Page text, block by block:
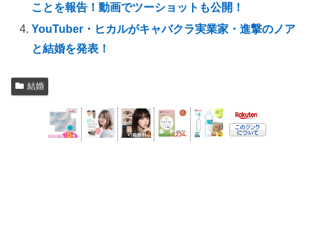
ことを報告！動画でツーショットも公開！
YouTuber・ヒカルがキャバクラ実業家・進撃のノア
と結婚を発表！
結婚